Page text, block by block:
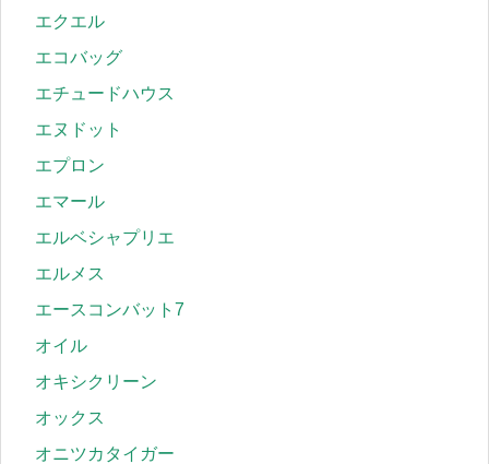
エクエル
エコバッグ
エチュードハウス
エヌドット
エプロン
エマール
エルベシャプリエ
エルメス
エースコンバット7
オイル
オキシクリーン
オックス
オニツカタイガー